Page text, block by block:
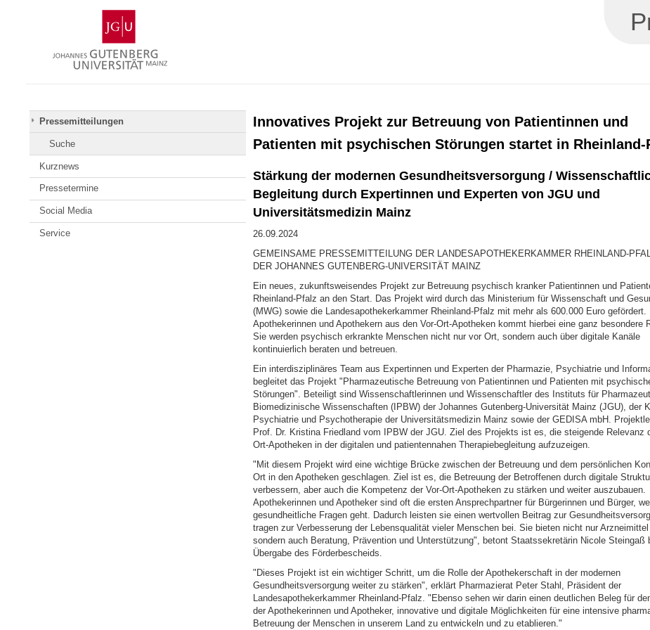
Gutenberg-
Universität
Mainz
Pressemitteilungen
Suche
Kurznews
Pressetermine
Social Media
Service
Innovatives Projekt zur Betreuung von Patientinnen und
Patienten mit psychischen Störungen startet in Rheinland-
Stärkung der modernen Gesundheitsversorgung /
Begleitung durch Expertinnen und Experten von JGU und
Universitätsmedizin Mainz
26.09.2024
GEMEINSAME PRESSEMITTEILUNG DER LANDESAPOTHEKERKAMMER RHEINLAND-
DER JOHANNES GUTENBERG-UNIVERSITÄT MAINZ
Ein neues, zukunftsweisendes Projekt zur Betreuung psychisch kranker Patientinnen und
Rheinland-Pfalz an den Start. Das Projekt wird durch das Ministerium für Wissenschaft und
(MWG) sowie die Landesapothekerkammer Rheinland-Pfalz mit mehr als 600.000 Euro gefördert.
Apothekerinnen und Apothekern aus den Vor-Ort-Apotheken kommt hierbei eine ganz besondere
Sie werden psychisch erkrankte Menschen nicht nur vor Ort, sondern auch über digitale Kanäle
kontinuierlich beraten und betreuen.
Ein interdisziplinäres Team aus Expertinnen und Experten der Pharmazie, Psychiatrie und
begleitet das Projekt "Pharmazeutische Betreuung von Patientinnen und Patienten mit
Störungen". Beteiligt sind Wissenschaftlerinnen und Wissenschaftler des Instituts für
Biomedizinische Wissenschaften (IPBW) der Johannes Gutenberg-Universität Mainz (JGU), der
Psychiatrie und Psychotherapie der Universitätsmedizin Mainz sowie der GEDISA mbH.
Prof. Dr. Kristina Friedland vom IPBW der JGU. Ziel des Projekts ist es, die steigende Relevanz
Ort-Apotheken in der digitalen und patientennahen Therapiebegleitung aufzuzeigen.
"Mit diesem Projekt wird eine wichtige Brücke zwischen der Betreuung und dem persönlichen
Ort in den Apotheken geschlagen. Ziel ist es, die Betreuung der Betroffenen durch digitale
verbessern, aber auch die Kompetenz der Vor-Ort-Apotheken zu stärken und weiter auszubauen.
Apothekerinnen und Apotheker sind oft die ersten Ansprechpartner für Bürgerinnen und Bürger,
gesundheitliche Fragen geht. Dadurch leisten sie einen wertvollen Beitrag zur
tragen zur Verbesserung der Lebensqualität vieler Menschen bei. Sie bieten nicht nur Arzneimittel
sondern auch Beratung, Prävention und Unterstützung", betont Staatssekretärin Nicole Steingaß
Übergabe des Förderbescheids.
"Dieses Projekt ist ein wichtiger Schritt, um die Rolle der Apothekerschaft in der modernen
Gesundheitsversorgung weiter zu stärken", erklärt Pharmazierat Peter Stahl, Präsident der
Landesapothekerkammer Rheinland-Pfalz. "Ebenso sehen wir darin einen deutlichen Beleg für
der Apothekerinnen und Apotheker, innovative und digitale Möglichkeiten für eine intensive
Betreuung der Menschen in unserem Land zu entwickeln und zu etablieren."